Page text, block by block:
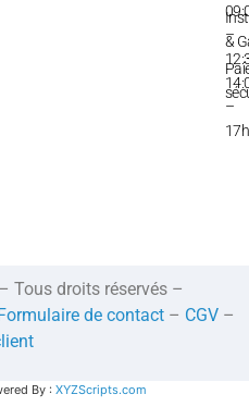
–
–
&
Tous droits réservés –
de contact – CGV –
By : XYZScripts.com